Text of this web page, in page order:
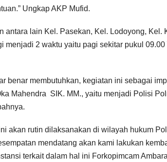
Ungkap AKP Mufid.
antara lain Kel. Pasekan, Kel. Lodoyong, Kel.
2 waktu yaitu pagi sekitar pukul 09.00
benar membutuhkan, kegiatan ini sebagai
Mahendra SIK. MM., yaitu menjadi Polisi
akan rutin dilaksanakan di wilayah hukum
mendatang akan kami lakukan
terkait dalam hal ini Forkopimcam